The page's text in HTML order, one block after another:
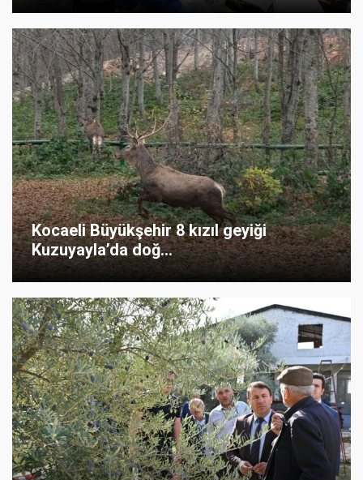
Kocaeli Büyükşehir 8 kızıl geyiği
Kuzuyayla’da doğ...